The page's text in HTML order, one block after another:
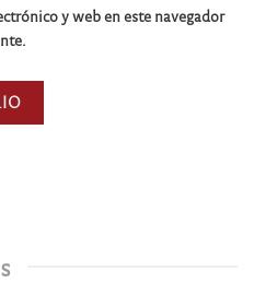
y web en este navegador